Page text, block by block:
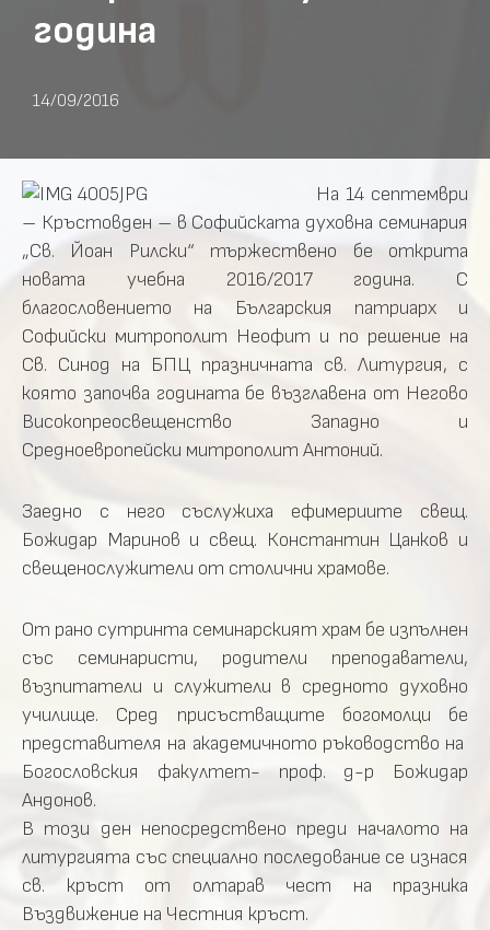
година
14/09/2016
На 14 септември
– Кръстовден – в Софийската духовна семинария
„Св. Йоан Рилски“ тържествено бе открита
новата учебна 2016/2017 година. С
благословението на Българския патриарх и
Софийски митрополит Неофит и по решение на
Св. Синод на БПЦ празничната св. Литургия, с
която започва годината бе възглавена от Негово
Високопреосвещенство Западно и
Средноевропейски митрополит Антоний.
Заедно с него съслужиха ефимериите свещ.
Божидар Маринов и свещ. Константин Цанков и
свещенослужители от столични храмове.
От рано сутринта семинарският храм бе изпълнен
със семинаристи, родители преподаватели,
възпитатели и служители в средното духовно
училище. Сред присъстващите богомолци бе
представителя на академичното ръководство на
Богословския факултет- проф. д-р Божидар
Андонов.
В този ден непосредствено преди началото на
литургията със специално последование се изнася
св. кръст от олтарав чест на празника
Въздвижение на Честния кръст.